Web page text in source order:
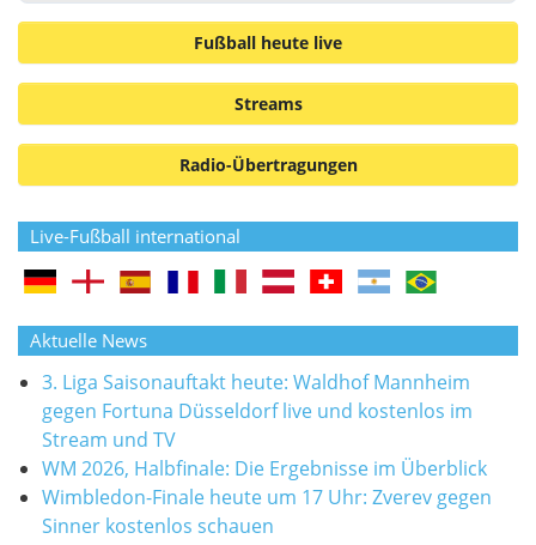
Fußball heute live
Streams
Radio-Übertragungen
Live-Fußball international
Aktuelle News
3. Liga Saisonauftakt heute: Waldhof Mannheim
gegen Fortuna Düsseldorf live und kostenlos im
Stream und TV
WM 2026, Halbfinale: Die Ergebnisse im Überblick
Wimbledon-Finale heute um 17 Uhr: Zverev gegen
Sinner kostenlos schauen